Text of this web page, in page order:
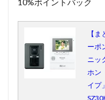
10%ポイントバック
【
ーポ
ニッ
ホン
イ